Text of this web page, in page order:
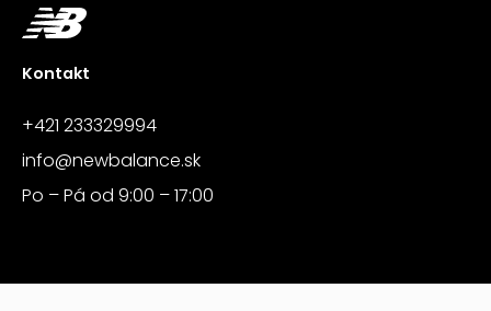
Kontakt
+421 233329994
info@newbalance.sk
Po – Pá od 9:00 – 17:00